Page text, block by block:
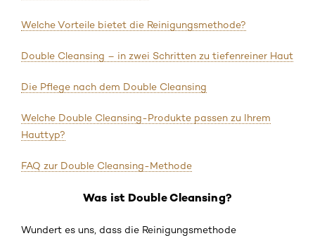
Welche Vorteile bietet die Reinigungsmethode?
Double Cleansing – in zwei Schritten zu tiefenreiner Haut
Die Pflege nach dem Double Cleansing
Welche Double Cleansing-Produkte passen zu Ihrem
Hauttyp?
FAQ zur Double Cleansing-Methode
Was ist Double Cleansing?
Wundert es uns, dass die Reinigungsmethode